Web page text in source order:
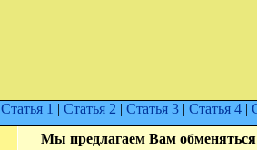
Статья 1 | Статья 2 | Статья 3 | Статья 4 |
Мы предлагаем Вам